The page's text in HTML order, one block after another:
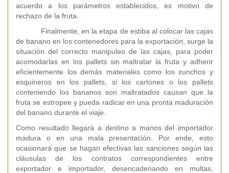
acuerdo a los parámetros establecidos, es motivo de
rechazo de la fruta.
Finalmente, en la etapa de estiba al colocar las cajas
de banano en los contenedores para la exportación, surge la
situación del correcto manipuleo de las cajas, para poder
acomodarlas en los pallets sin maltratar la fruta y adherir
eficientemente los demás materiales como los zunchos y
esquineros en los pallets, si los cartones o los pallets
conteniendo los bananos son maltratados causan que la
fruta se estropee y pueda radicar en una pronta maduración
del banano durante el viaje.
Como resultado llegará a destino a manos del importador
madura o en una mala presentación. Por ende, esto
ocasionará que se hagan efectivas las sanciones según las
cláusulas de los contratos correspondientes entre
exportador e importador, desencadenando en multas,